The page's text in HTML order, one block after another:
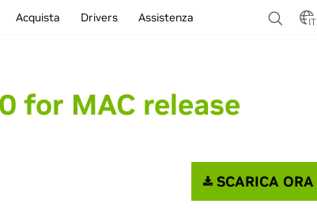
Acquista Drivers Assistenza IT
for MAC release
SCARICA ORA